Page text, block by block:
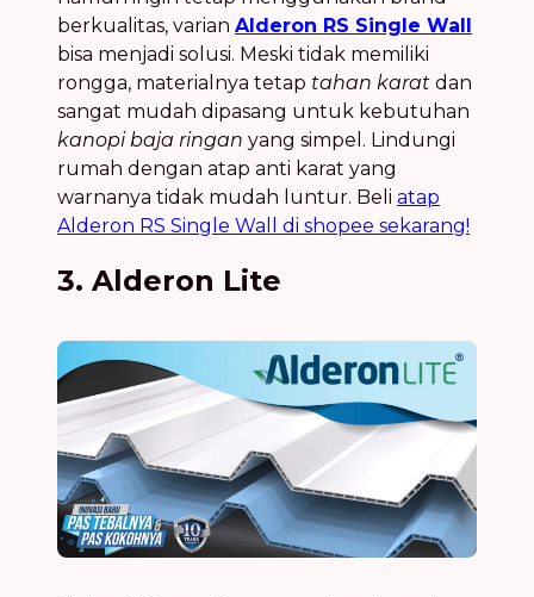
berkualitas, varian Alderon RS Single Wall
bisa menjadi solusi. Meski tidak memiliki
rongga, materialnya tetap tahan karat dan
sangat mudah dipasang untuk kebutuhan
kanopi baja ringan yang simpel. Lindungi
rumah dengan atap anti karat yang
warnanya tidak mudah luntur. Beli atap
Alderon RS Single Wall di shopee sekarang!
3. Alderon Lite